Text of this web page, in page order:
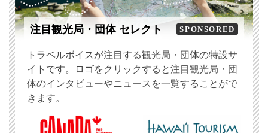
注目観光局・団体 セレクト SPONSORED
トラベルボイスが注目する観光局・団体の特設サ
イトです。ロゴをクリックすると注目観光局・団
体のインタビューやニュースを一覧することがで
きます。